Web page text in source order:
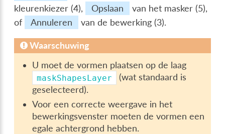
kleurenkiezer (4),
Opslaan
van het masker (5),
of
Annuleren van de bewerking (3).
Waarschuwing
U moet de vormen plaatsen op de laag
maskShapesLayer
(wat standaard is
geselecteerd).
Voor een correcte weergave in het
bewerkingsvenster moeten de vormen een
egale achtergrond hebben.